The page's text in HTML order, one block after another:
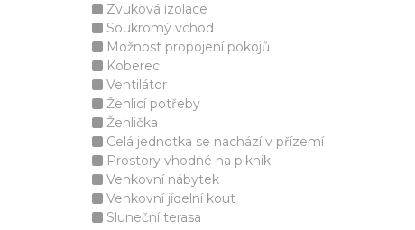
Zvuková izolace
Soukromý vchod
Možnost propojení pokojů
Koberec
Ventilátor
Žehlicí potřeby
Žehlička
Celá jednotka se nachází v přízemí
Prostory vhodné na piknik
Venkovní nábytek
Venkovní jídelní kout
Sluneční terasa